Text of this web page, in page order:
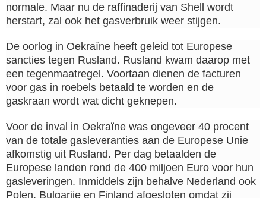
normale. Maar nu de raffinaderij van Shell wordt
herstart, zal ook het gasverbruik weer stijgen.
De oorlog in Oekraïne heeft geleid tot Europese
sancties tegen Rusland. Rusland kwam daarop met
een tegenmaatregel. Voortaan dienen de facturen
voor gas in roebels betaald te worden en de
gaskraan wordt wat dicht geknepen.
Voor de inval in Oekraïne was ongeveer 40 procent
van de totale gasleveranties aan de Europese Unie
afkomstig uit Rusland. Per dag betaalden de
Europese landen rond de 400 miljoen Euro voor hun
gasleveringen. Inmiddels zijn behalve Nederland ook
Polen, Bulgarije en Finland afgesloten omdat zij